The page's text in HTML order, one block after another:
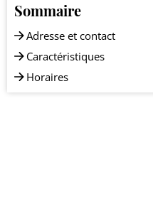
Sommaire
Adresse et contact
Caractéristiques
Horaires